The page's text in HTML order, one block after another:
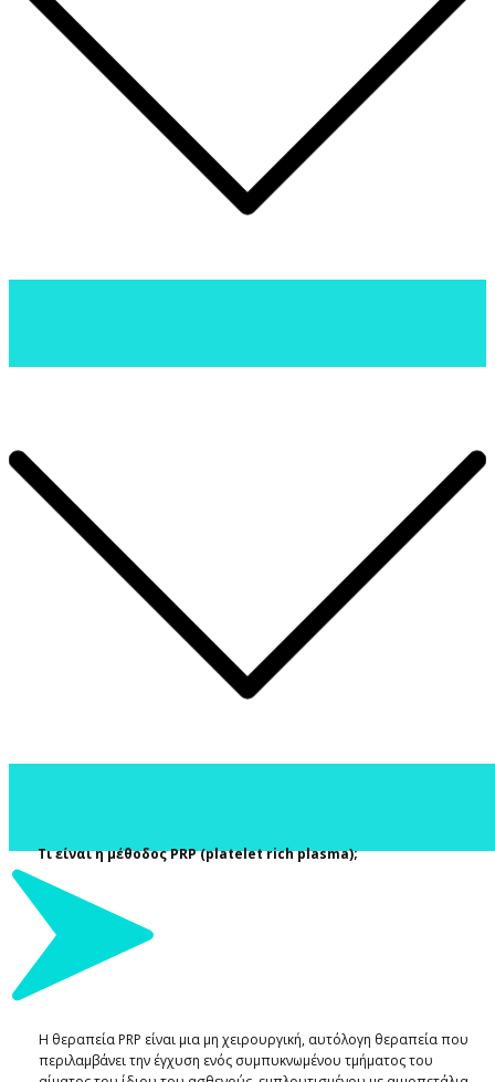
Τι είναι η μέθοδοςPRP(platelet rich plasma);
Η θεραπεία PRP είναι μια μη χειρουργική, αυτόλογη θεραπεία που
περιλαμβάνει την έγχυση ενός συμπυκνωμένου τμήματος του